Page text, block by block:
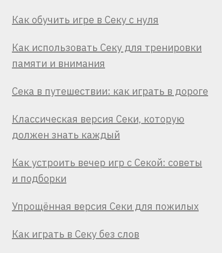
Как обучить игре в Секу с нуля
Как использовать Секу для тренировки
памяти и внимания
Сека в путешествии: как играть в дороге
Классическая версия Секи, которую
должен знать каждый
Как устроить вечер игр с Секой: советы
и подборки
Упрощённая версия Секи для пожилых
Как играть в Секу без слов